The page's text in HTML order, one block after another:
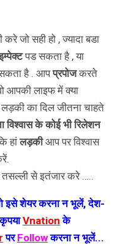
जो सही हो , ज्यादा बडा
पड सकता है , या
है . आपप्रपोजकरते
आपकी लाइफ में क्या
का दिल जीतना चाहते
विश्वास के कोई भी रिलेशन
हांलड़कीआप पर विश्वास
से इतंजार करे …..
इसे शेयर करना न भूलें, देश-
Vnation के
परFollowकरना न भूलें...